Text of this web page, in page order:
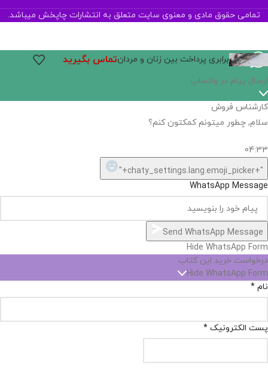
تمامی حقوق مادی و معنوی سایت متعلق به انتشارات چاپخش میباشد.
برابری پرداخت بین زنان و مردانتماس بگیرید
ارسال پیام در واتساپ
کارشناس فروش
سلام, چطور میتونم کمکتون کنم؟
04:33
"+chaty_settings.lang.emoji_picker+"
WhatsApp Message
Send WhatsApp Message
Hide WhatsApp Form
درخواست خرید این کتاب
Hide WhatsApp Form
نام *
پست الکترونیک *